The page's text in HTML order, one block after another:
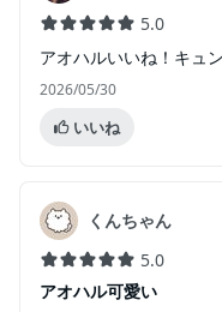
5.0
アオハルいいね！キュ
2026/05/30
いいね
くんちゃん
5.0
アオハル可愛い